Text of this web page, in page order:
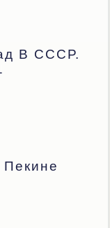
В СССР.